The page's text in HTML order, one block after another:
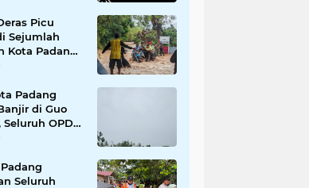
Picu
Sejumlah
Kota Padang,
dan
Padang
di Guo
Seluruh OPD
dan
Seluruh